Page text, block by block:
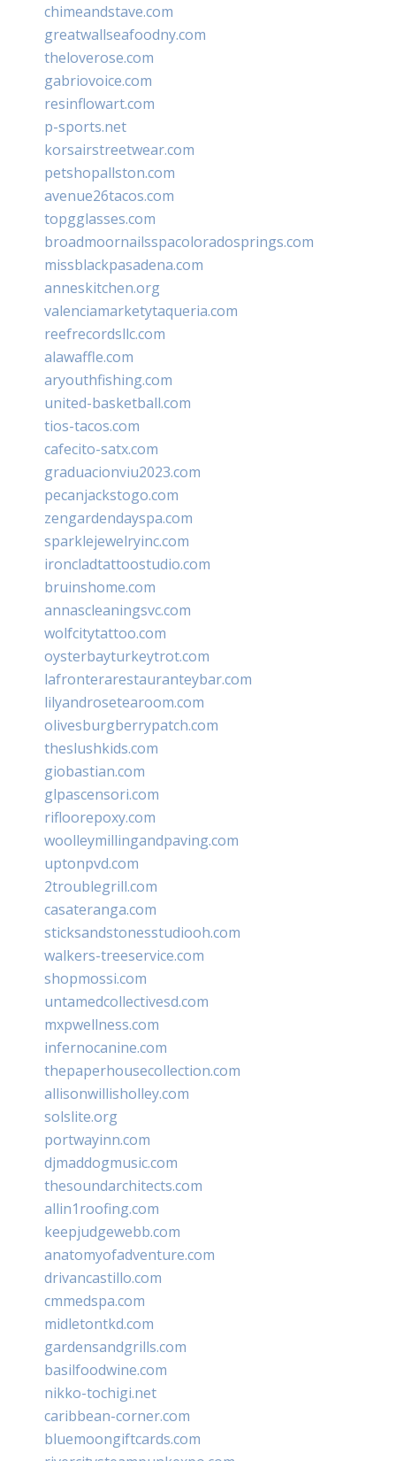
chimeandstave.com
greatwallseafoodny.com
theloverose.com
gabriovoice.com
resinflowart.com
p-sports.net
korsairstreetwear.com
petshopallston.com
avenue26tacos.com
topgglasses.com
broadmoornailsspacoloradosprings.com
missblackpasadena.com
anneskitchen.org
valenciamarketytaqueria.com
reefrecordsllc.com
alawaffle.com
aryouthfishing.com
united-basketball.com
tios-tacos.com
cafecito-satx.com
graduacionviu2023.com
pecanjackstogo.com
zengardendayspa.com
sparklejewelryinc.com
ironcladtattoostudio.com
bruinshome.com
annascleaningsvc.com
wolfcitytattoo.com
oysterbayturkeytrot.com
lafronterarestauranteybar.com
lilyandrosetearoom.com
olivesburgberrypatch.com
theslushkids.com
giobastian.com
glpascensori.com
rifloorepoxy.com
woolleymillingandpaving.com
uptonpvd.com
2troublegrill.com
casateranga.com
sticksandstonesstudiooh.com
walkers-treeservice.com
shopmossi.com
untamedcollectivesd.com
mxpwellness.com
infernocanine.com
thepaperhousecollection.com
allisonwillisholley.com
solslite.org
portwayinn.com
djmaddogmusic.com
thesoundarchitects.com
allin1roofing.com
keepjudgewebb.com
anatomyofadventure.com
drivancastillo.com
cmmedspa.com
midletontkd.com
gardensandgrills.com
basilfoodwine.com
nikko-tochigi.net
caribbean-corner.com
bluemoongiftcards.com